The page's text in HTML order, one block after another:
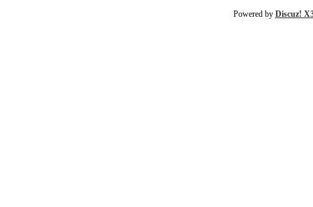
Powered by Discuz!